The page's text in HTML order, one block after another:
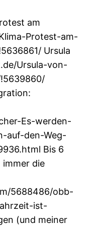
am
Protest-am-
Ursula
Ursula-von-
Es-werden-
auf-den-Weg-
Bis 6
immer die
5688486/obb-
ist-
(und meiner